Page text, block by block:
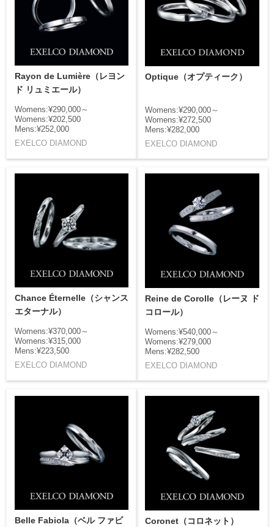
Rayon de Lumière（レヨン
ド リュミエール）
Womens:¥290,000～
Womens:¥202,500
Mens:¥252,000
EXELCO DIAMOND
Optique（オプティーク）
Womens:¥290,000～
Womens:¥272,500
Mens:¥282,000
EXELCO DIAMOND
Chance Éternelle（シャンス
エターナル）
Womens:¥370,000～
Womens:¥315,000
Mens:¥223,500
EXELCO DIAMOND
Reine de Corolle（レーヌ ド
コロール）
Womens:¥540,000～
Womens:¥279,000
Mens:¥282,500
EXELCO DIAMOND
Belle Fabiola（ベル ファビ
Coronet（コロネット）